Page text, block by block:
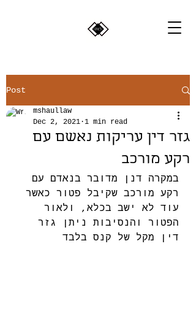
Post
גזר דין עריקות נאשם עם
רקע מורכב
mshaullaw
Dec 2, 2021 1 min read
במקרה דנן מדובר בנאדם עם
רקע מורכב שקיבל פטור כאשר
עוד לא ישב בכלא, ולאור
הפטור והנסיבות ניתן גזר
דין מקל של קנס בלבד